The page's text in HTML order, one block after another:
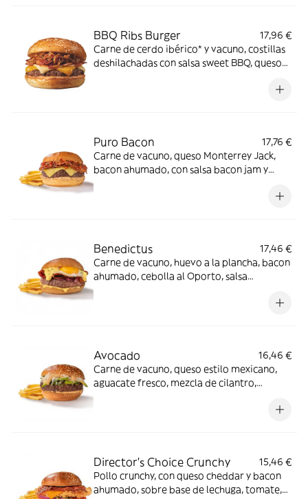
BBQ Ribs Burger
17,96 €
Carne de cerdo ibérico* y vacuno, costillas
deshilachadas con salsa sweet BBQ, queso
Puro Bacon
17,76 €
Carne de vacuno, queso Monterrey Jack,
bacon ahumado, con salsa bacon jam y
Benedictus
17,46 €
Carne de vacuno, huevo a la plancha, bacon
ahumado, cebolla al Oporto, salsa
Avocado
16,46 €
Carne de vacuno, queso estilo mexicano,
aguacate fresco, mezcla de cilantro,
Director's Choice Crunchy
15,46 €
Pollo crunchy, con queso cheddar y bacon
ahumado, sobre base de lechuga, tomate,